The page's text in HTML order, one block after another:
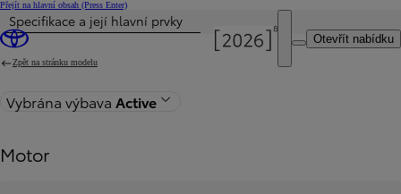
Přejít na hlavní obsah (Press Enter)
Otevřít nabídku
Specifikace a její hlavní prvky
Zpět na stránku modelu
Vybrána výbava Active
Motor